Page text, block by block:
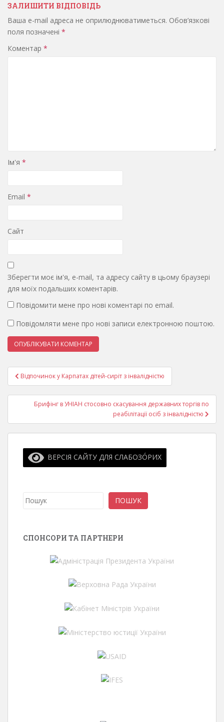
ЗАЛИШИТИ ВІДПОВІДЬ
Ваша e-mail адреса не оприлюднюватиметься. Обов’язкові
поля позначені *
Коментар *
Ім'я *
Email *
Сайт
Зберегти моє ім'я, e-mail, та адресу сайту в цьому браузері
для моїх подальших коментарів.
Повідомити мене про нові коментарі по email.
Повідомляти мене про нові записи електронною поштою.
Навігація
записів
Відпочинок у Карпатах дітей-сиріт з інвалідністю
Брифінг в УНІАН стосовно скасування державних торгів по
реабілітації осіб з інвалідністю
ВЕРСІЯ САЙТУ ДЛЯ СЛАБОЗО́РИХ
Пошук ПОШУК
СПОНСОРИ ТА ПАРТНЕРИ